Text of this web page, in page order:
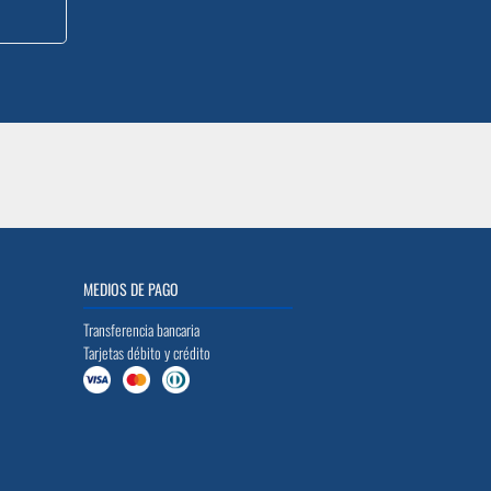
MEDIOS DE PAGO
Transferencia bancaria
Tarjetas débito y crédito